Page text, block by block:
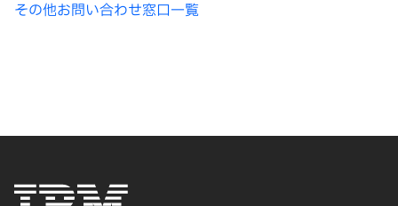
その他お問い合わせ窓口一覧